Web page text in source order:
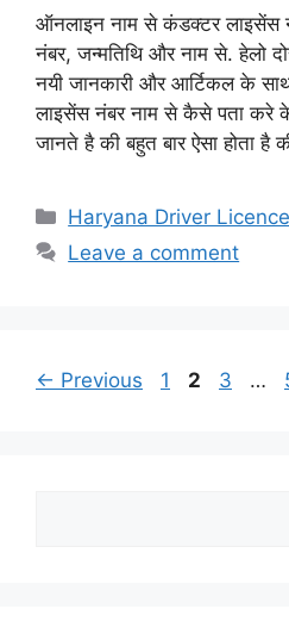
ऑनलाइन नाम से कंडक्टर लाइसेंस
नंबर, जन्मतिथि और नाम से. हेलो
नयी जानकारी और आर्टिकल के
लाइसेंस नंबर नाम से कैसे पता करे
जानते है की बहुत बार ऐसा होता है
Categories
Haryana Driver Licence
Leave a comment
← Previous Page
1 Page
2 Page
3 …